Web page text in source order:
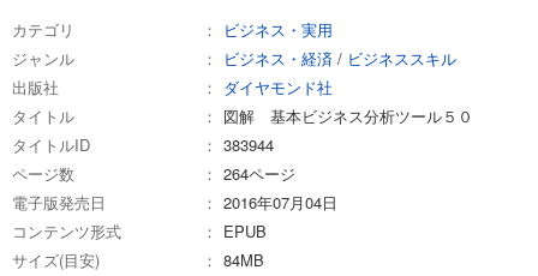
カテゴリ
ビジネス・実用
ジャンル
ビジネス・経済 / ビジネススキル
出版社
ダイヤモンド社
タイトル
図解 基本ビジネス分析ツール５０
タイトルID
383944
ページ数
264ページ
電子版発売日
2016年07月04日
コンテンツ形式
EPUB
サイズ(目安)
84MB